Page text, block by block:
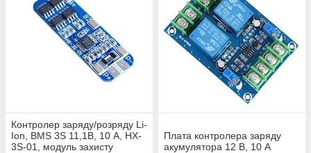
Контролер заряду/розряду Li-
Ion, BMS 3S 11,1В, 10 А, HX-
3S-01, модуль захисту
Плата контролера заряду
акумулятора 12 В, 10 А